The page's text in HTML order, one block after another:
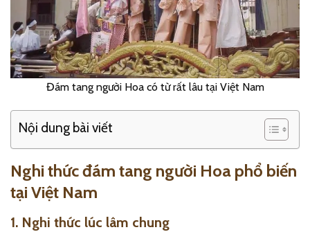
Đám tang người Hoa có từ rất lâu tại Việt Nam
Nội dung bài viết
Nghi thức đám tang người Hoa phổ biến
tại Việt Nam
1. Nghi thức lúc lâm chung